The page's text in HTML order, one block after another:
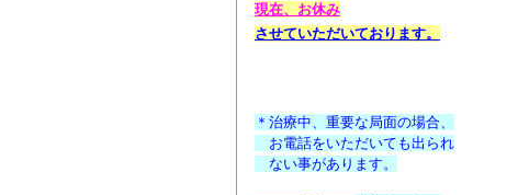
現在、お休み
させていただいております。
＊治療中、重要な局面の場合、
お電話をいただいても出られ
ない事があります。